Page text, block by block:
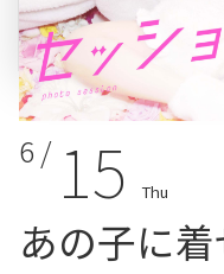
6 / 15 Thu
あの子に